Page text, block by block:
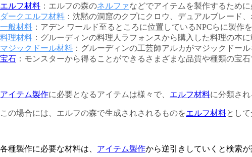
エルフ材料 ：エルフの森のネルファなどでアイテムを製作するため
ダークエルフ材料 ：沈黙の洞窟のクプにクロウ、デュアルブレード
一般材料 ：アデン ワールド至るところに位置しているNPCらに製作
料理材料 ：グルーディンの料理人ラフォンスから購入した料理の本
マジックドール材料 ：グルーディンの工芸師アルカがマジックドー
宝石 ：モンスターから得ることができるさまざまな品質や種類の宝
アイテム製作に必要となるアイテムは様々で、 エルフ材料に分類され
この場合には、エルフの森で生成されされるものをエルフ材料として
各種製作に必要な材料は、 アイテム製作から逆引きしていくと検索